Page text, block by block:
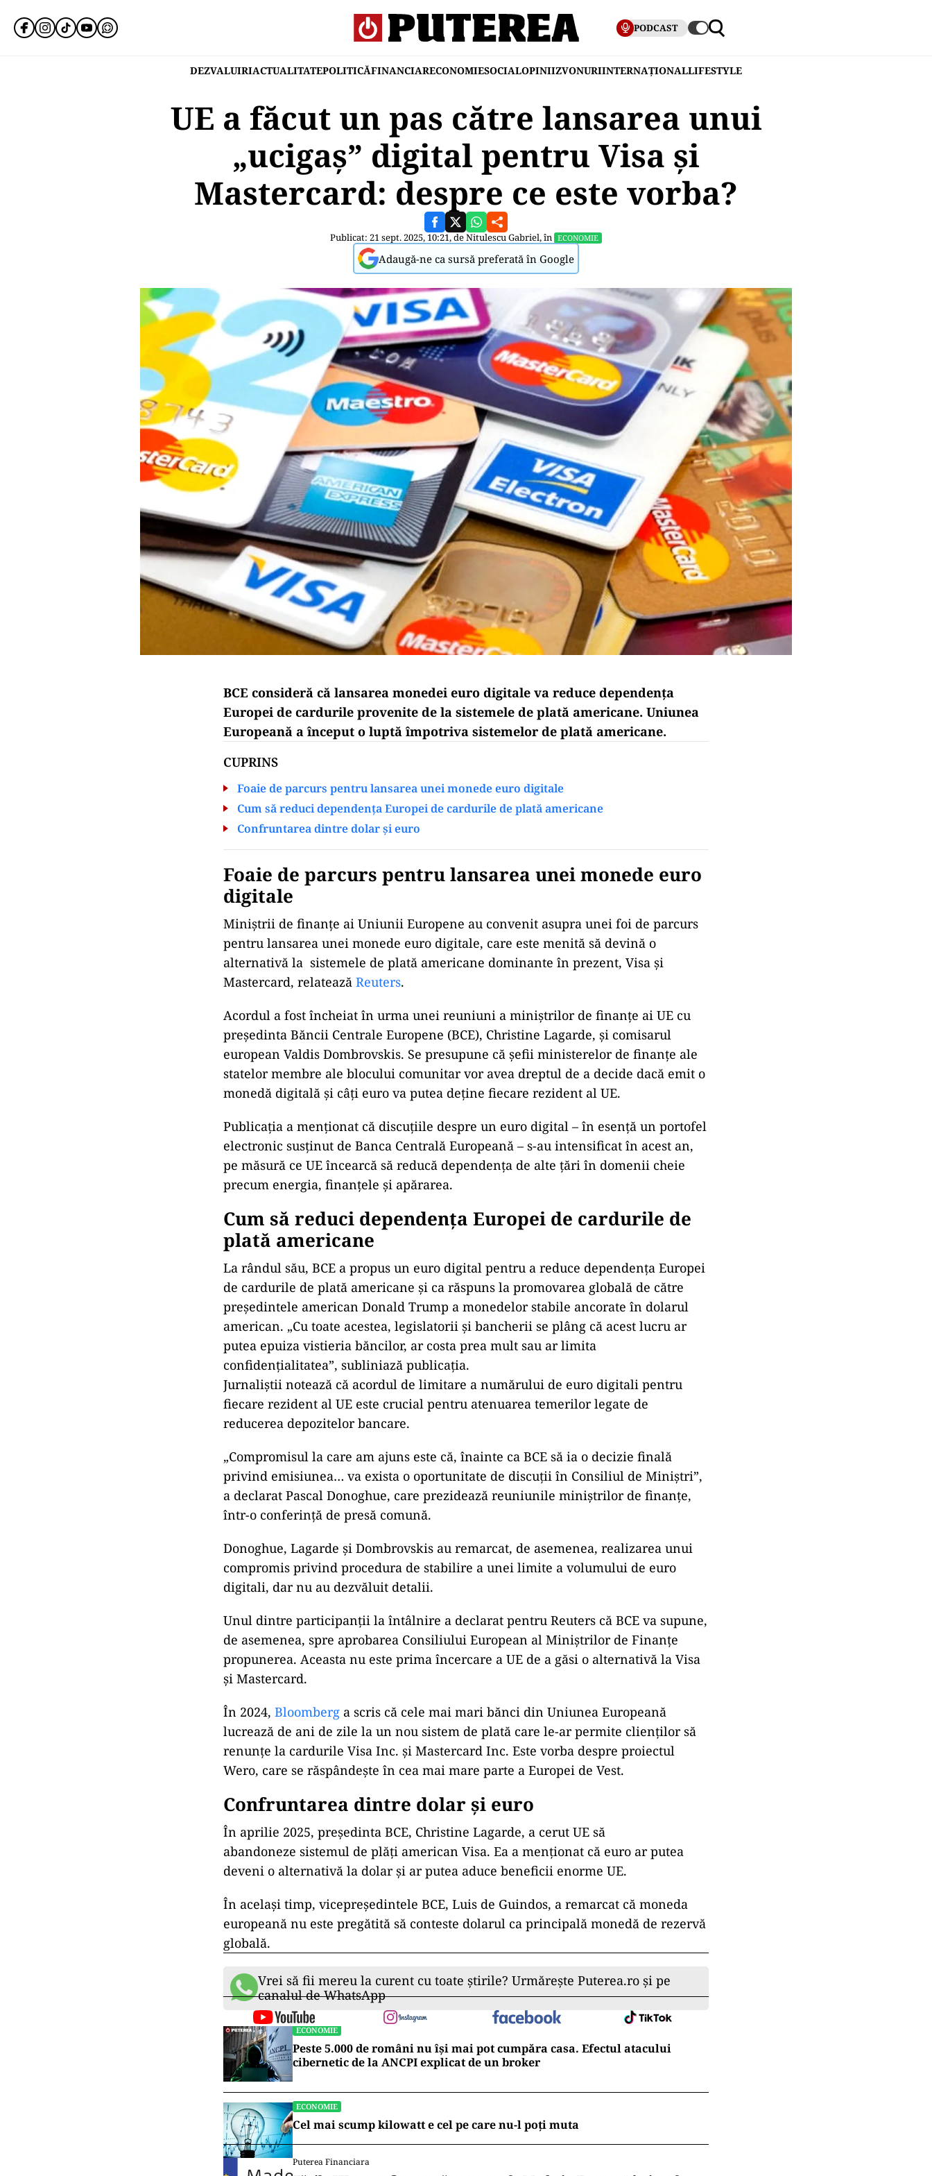
PODCAST
DEZVALUIRIACTUALITATEPOLITICĂFINANCIARECONOMIESOCIALOPINIIZVONURIINTERNAȚIONALLIFESTYLE
UE a făcut un pas către lansarea unui
„ucigaș” digital pentru Visa și
Mastercard: despre ce este vorba?
Publicat: 21 sept. 2025, 10:21, deNitulescu Gabriel, în ECONOMIE
Adaugă-ne ca sursă preferată în Google
BCE consideră că lansarea monedei euro digitale va reduce dependența
Europei de cardurile provenite de la sistemele de plată americane. Uniunea
Europeană a început o luptă împotriva sistemelor de plată americane.
CUPRINS
Foaie de parcurs pentru lansarea unei monede euro digitale
Cum să reduci dependența Europei de cardurile de plată americane
Confruntarea dintre dolar și euro
Foaie de parcurs pentru lansarea unei monede euro
digitale
Miniștrii de finanțe ai Uniunii Europene au convenit asupra unei foi de parcurs
pentru lansarea unei monede euro digitale, care este menită să devină o
alternativă la sistemele de plată americane dominante în prezent, Visa și
Mastercard, relatează Reuters.
Acordul a fost încheiat în urma unei reuniuni a miniștrilor de finanțe ai UE cu
președinta Băncii Centrale Europene (BCE), Christine Lagarde, și comisarul
european Valdis Dombrovskis. Se presupune că șefii ministerelor de finanțe ale
statelor membre ale blocului comunitar vor avea dreptul de a decide dacă emit o
monedă digitală și câți euro va putea deține fiecare rezident al UE.
Publicația a menționat că discuțiile despre un euro digital – în esență un portofel
electronic susținut de Banca Centrală Europeană – s-au intensificat în acest an,
pe măsură ce UE încearcă să reducă dependența de alte țări în domenii cheie
precum energia, finanțele și apărarea.
Cum să reduci dependența Europei de cardurile de
plată americane
La rândul său, BCE a propus un euro digital pentru a reduce dependența Europei
de cardurile de plată americane și ca răspuns la promovarea globală de către
președintele american Donald Trump a monedelor stabile ancorate în dolarul
american. „Cu toate acestea, legislatorii și bancherii se plâng că acest lucru ar
putea epuiza vistieria băncilor, ar costa prea mult sau ar limita
confidențialitatea”, subliniază publicația.
Jurnaliștii notează că acordul de limitare a numărului de euro digitali pentru
fiecare rezident al UE este crucial pentru atenuarea temerilor legate de
reducerea depozitelor bancare.
„Compromisul la care am ajuns este că, înainte ca BCE să ia o decizie finală
privind emisiunea… va exista o oportunitate de discuții în Consiliul de Miniștri”,
a declarat Pascal Donoghue, care prezidează reuniunile miniștrilor de finanțe,
într-o conferință de presă comună.
Donoghue, Lagarde și Dombrovskis au remarcat, de asemenea, realizarea unui
compromis privind procedura de stabilire a unei limite a volumului de euro
digitali, dar nu au dezvăluit detalii.
Unul dintre participanții la întâlnire a declarat pentru Reuters că BCE va supune,
de asemenea, spre aprobarea Consiliului European al Miniștrilor de Finanțe
propunerea. Aceasta nu este prima încercare a UE de a găsi o alternativă la Visa
și Mastercard.
În 2024, Bloomberg a scris că cele mai mari bănci din Uniunea Europeană
lucrează de ani de zile la un nou sistem de plată care le-ar permite clienților să
renunțe la cardurile Visa Inc. și Mastercard Inc. Este vorba despre proiectul
Wero, care se răspândește în cea mai mare parte a Europei de Vest.
Confruntarea dintre dolar și euro
În aprilie 2025, președinta BCE, Christine Lagarde, a cerut UE să
abandoneze sistemul de plăți american Visa. Ea a menționat că euro ar putea
deveni o alternativă la dolar și ar putea aduce beneficii enorme UE.
În același timp, vicepreședintele BCE, Luis de Guindos, a remarcat că moneda
europeană nu este pregătită să conteste dolarul ca principală monedă de rezervă
globală.
Vrei să fii mereu la curent cu toate știrile? Urmărește Puterea.ro și pe
canalul de WhatsApp
ECONOMIE
Peste 5.000 de români nu își mai pot cumpăra casa. Efectul atacului
cibernetic de la ANCPI explicat de un broker
ECONOMIE
Cel mai scump kilowatt e cel pe care nu-l poți muta
Puterea Financiara